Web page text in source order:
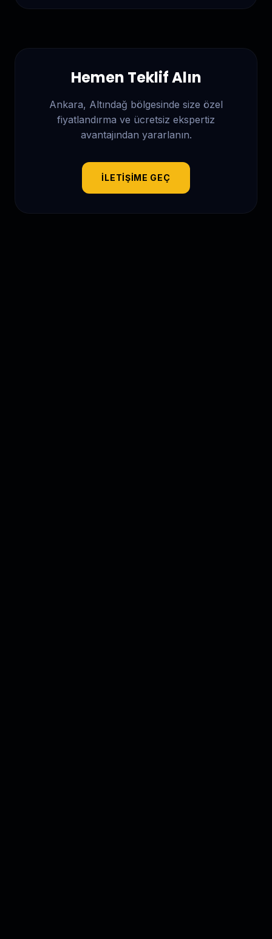
Hemen Teklif Alın
Ankara, Altındağ bölgesinde size özel
fiyatlandırma ve ücretsiz ekspertiz
avantajından yararlanın.
İLETIŞIME GEÇ